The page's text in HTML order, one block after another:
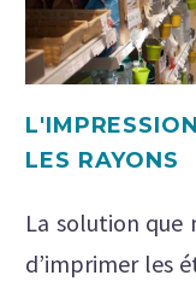
LES RAYONS
La solution que
d’imprimer les